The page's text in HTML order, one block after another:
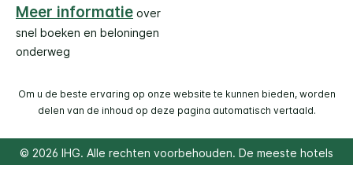
Meer informatie over
snel boeken en beloningen
onderweg
Om u de beste ervaring op onze website te kunnen bieden, worden
delen van de inhoud op deze pagina automatisch vertaald.
© 2026 IHG. Alle rechten voorbehouden. De meeste hotels
zijn in particulier eigendom en worden door particulieren